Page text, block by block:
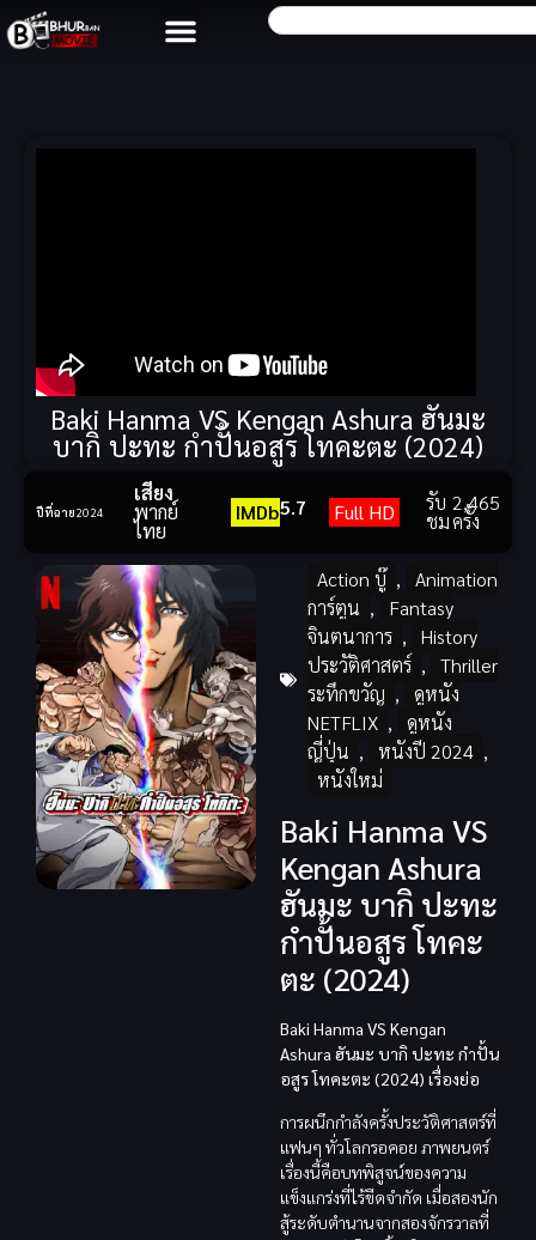
Baki Hanma VS Kengan Ashura ฮันมะ
บากิ ปะทะ กำปั้นอสูร โทคะตะ (2024)
ปีที่ฉาย2024
เสียง
พากย์
ไทย
IMDb5.7 Full HD รับ
ชม
2,465
ครั้ง
Action บู๊ ,
Animation
การ์ตูน ,
Fantasy
จินตนาการ ,
History
ประวัติศาสตร์ ,
Thriller
ระทึกขวัญ ,
ดูหนัง
NETFLIX ,
ดูหนัง
ญี่ปุ่น , หนังปี 2024 ,
หนังใหม่
Baki Hanma VS
Kengan Ashura
ฮันมะ บากิ ปะทะ
กำปั้นอสูร โทคะ
ตะ (2024)
Baki Hanma VS Kengan
Ashura ฮันมะ บากิ ปะทะ กำปั้น
อสูร โทคะตะ (2024) เรื่องย่อ
การผนึกกำลังครั้งประวัติศาสตร์ที่
แฟนๆ ทั่วโลกรอคอย ภาพยนตร์
เรื่องนี้คือบทพิสูจน์ของความ
แข็งแกร่งที่ไร้ขีดจำกัด เมื่อสองนัก
สู้ระดับตำนานจากสองจักรวาลที่